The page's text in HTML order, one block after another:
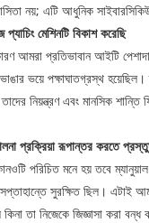
নয়; এটি আধুনিক
মেশিনটি বিকাশ করেছি
আমরা প্রতিভাবান আইটি
ভয়ে পক্ষাঘাতগ্রস্থ
নিয়ন্ত্রণ এবং মানসিক
প্রক্রিয়া রূপান্তর করতে
পরিচিত মনে হয় তবে
সুরক্ষিত ছিল। এটাই
কিনা তা নিজেকে জিজ্ঞাসা করা